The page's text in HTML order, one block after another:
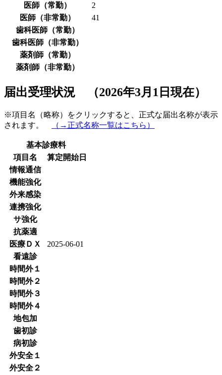
医師（常勤）
2
医師（非常勤）
41
歯科医師（常勤）
歯科医師（非常勤）
薬剤師（常勤）
薬剤師（非常勤）
届出受理状況 （2026年3月1日現在）
※項目名（略称）をクリックすると、正式な届出名称が表示
されます。
（→正式名称一覧はこちら）
基本診療料
項目名
算定開始日
情報通信
機能強化
外来感染
連携強化
サ強化
抗薬適
医療ＤＸ
2025-06-01
看遠診
時間外１
時間外２
時間外３
時間外４
地包加
歯初診
病初診
外安全１
外安全２